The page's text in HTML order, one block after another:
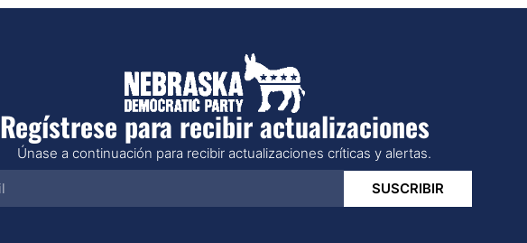
Regístrese para recibir actualizaciones
Únase a continuación para recibir actualizaciones críticas y alertas.
SUSCRIBIR